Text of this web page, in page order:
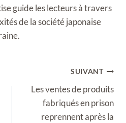
guide les lecteurs à travers
de la société japonaise
SUIVANT
Les ventes de produits
fabriqués en prison
reprennent après la